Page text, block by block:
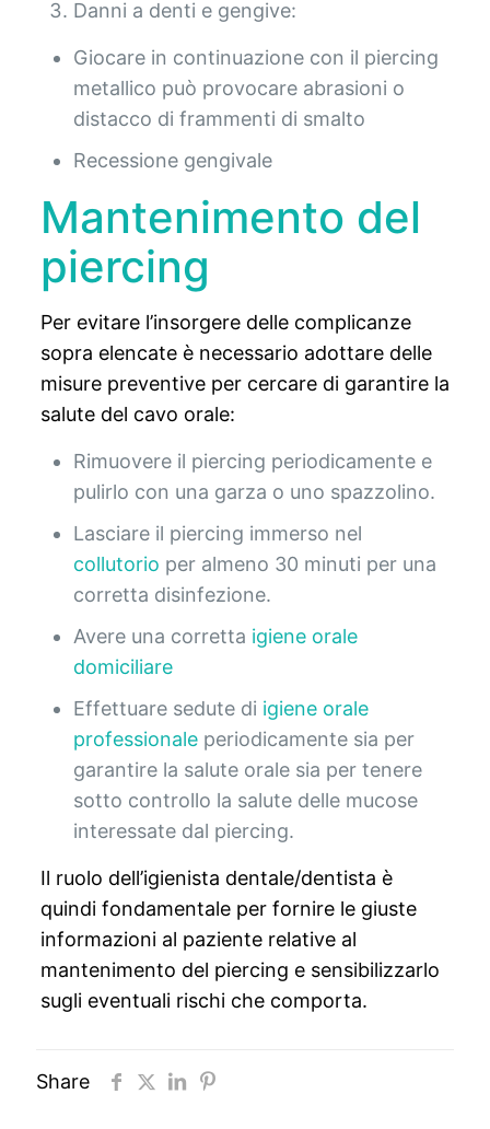
Danni a denti e gengive:
Giocare in continuazione con il piercing
metallico può provocare abrasioni o
distacco di frammenti di smalto
Recessione gengivale
Mantenimento del
piercing
Per evitare l’insorgere delle complicanze
sopra elencate è necessario adottare delle
misure preventive per cercare di garantire la
salute del cavo orale:
Rimuovere il piercing periodicamente e
pulirlo con una garza o uno spazzolino.
Lasciare il piercing immerso nel
collutorio per almeno 30 minuti per una
corretta disinfezione.
Avere una corretta igiene orale
domiciliare
Effettuare sedute di igiene orale
professionaleperiodicamente sia per
garantire la salute orale sia per tenere
sotto controllo la salute delle mucose
interessate dal piercing.
Il ruolo dell’igienista dentale/dentista è
quindi fondamentale per fornire le giuste
informazioni al paziente relative al
mantenimento del piercing e sensibilizzarlo
sugli eventuali rischi che comporta.
Share